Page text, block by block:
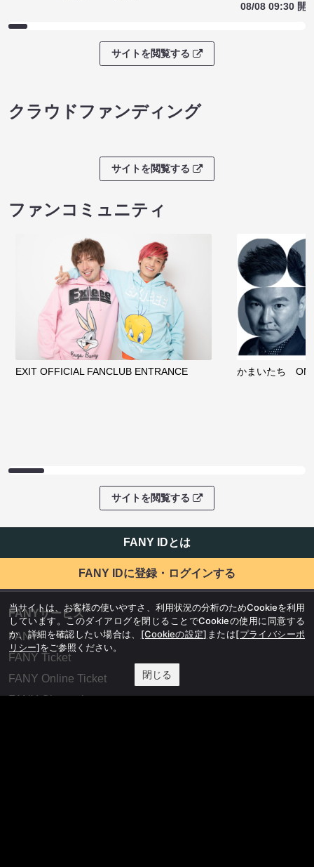
08/08 09:30 開
サイトを閲覧する
クラウドファンディング
サイトを閲覧する
ファンコミュニティ
EXIT OFFICIAL FANCLUB ENTRANCE かまいたち
サイトを閲覧する
FANY IDとは
FANY IDに登録・ログインする
FANYサービス
FANY
FANY Ticket
FANY Online Ticket
FANY Channel
当サイトは、お客様の使いやすさ、利用状況の分析のためCookieを利用
しています。このダイアログを閉じることでCookieの使用に同意する
か、詳細を確認したい場合は、 [Cookieの設定] または[プライバシーポ
リシー]をご参照ください。
閉じる